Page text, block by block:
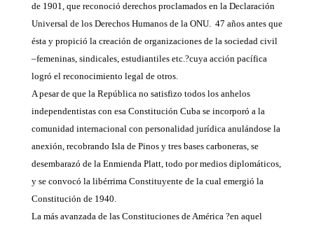
de 1901, que reconoció derechos proclamados en la Declaración
Universal de los Derechos Humanos de la ONU. 47 años antes que
ésta y propició la creación de organizaciones de la sociedad civil
–femeninas, sindicales, estudiantiles etc.?cuya acción pacífica
logró el reconocimiento legal de otros.
A pesar de que la República no satisfizo todos los anhelos
independentistas con esa Constitución Cuba se incorporó a la
comunidad internacional con personalidad jurídica anulándose la
anexión, recobrando Isla de Pinos y tres bases carboneras, se
desembarazó de la Enmienda Platt, todo por medios diplomáticos,
y se convocó la libérrima Constituyente de la cual emergió la
Constitución de 1940.
La más avanzada de las Constituciones de América ?en aquel